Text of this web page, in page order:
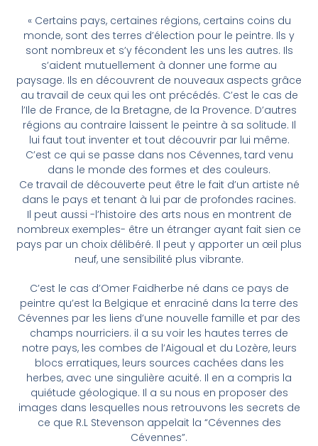
« Certains pays, certaines régions, certains coins du
monde, sont des terres d’élection pour le peintre. Ils y
sont nombreux et s’y fécondent les uns les autres. Ils
s’aident mutuellement à donner une forme au
paysage. Ils en découvrent de nouveaux aspects grâce
au travail de ceux qui les ont précédés. C’est le cas de
l’Ile de France, de la Bretagne, de la Provence. D’autres
régions au contraire laissent le peintre à sa solitude. Il
lui faut tout inventer et tout découvrir par lui même.
C’est ce qui se passe dans nos Cévennes, tard venu
dans le monde des formes et des couleurs.
Ce travail de découverte peut être le fait d’un artiste né
dans le pays et tenant à lui par de profondes racines.
Il peut aussi -l’histoire des arts nous en montrent de
nombreux exemples- être un étranger ayant fait sien ce
pays par un choix délibéré. Il peut y apporter un œil plus
neuf, une sensibilité plus vibrante.
C’est le cas d’Omer Faidherbe né dans ce pays de
peintre qu’est la Belgique et enraciné dans la terre des
Cévennes par les liens d’une nouvelle famille et par des
champs nourriciers. il a su voir les hautes terres de
notre pays, les combes de l’Aigoual et du Lozère, leurs
blocs erratiques, leurs sources cachées dans les
herbes, avec une singulière acuité. Il en a compris la
quiétude géologique. Il a su nous en proposer des
images dans lesquelles nous retrouvons les secrets de
ce que R.L Stevenson appelait la “Cévennes des
Cévennes”.